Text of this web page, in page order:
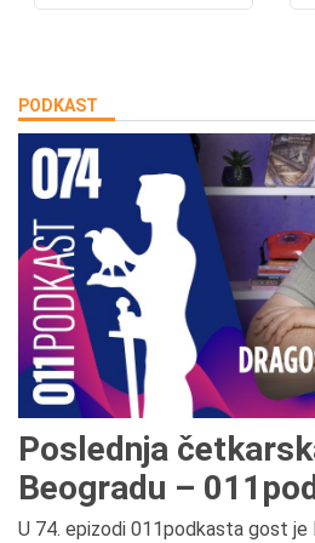
PODKAST
Poslednja
Beogradu –
U 74. epizodi 011podkasta gost je